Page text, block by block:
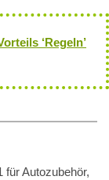
‘Regeln’
für Autozubehör,